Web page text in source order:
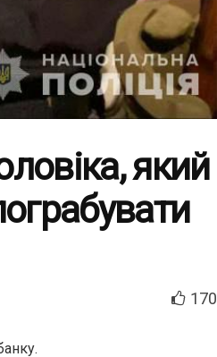
який
170